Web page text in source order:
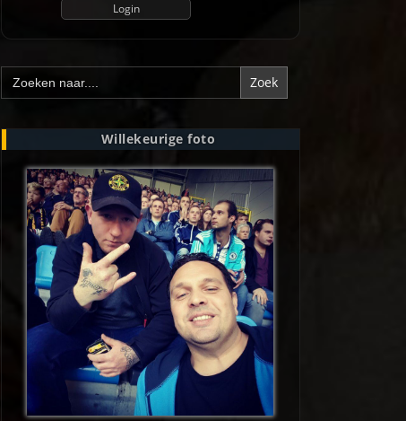
Zoek
naar:
Willekeurige foto